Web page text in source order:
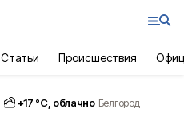
Статьи Происшествия
+17 °С, облачно Белгород